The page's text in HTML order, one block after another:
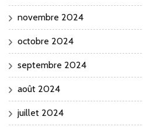
novembre 2024
octobre 2024
septembre 2024
août 2024
juillet 2024